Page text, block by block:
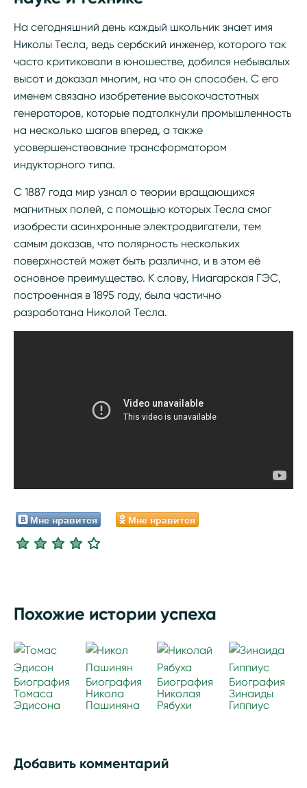
На сегодняшний день каждый школьник знает имя
Николы Тесла, ведь сербский инженер, которого так
часто критиковали в юношестве, добился небывалых
высот и доказал многим, на что он способен. С его
именем связано изобретение высокочастотных
генераторов, которые подтолкнули промышленность
на несколько шагов вперед, а также
усовершенствование трансформатором
индукторного типа.
С 1887 года мир узнал о теории вращающихся
магнитных полей, с помощью которых Тесла смог
изобрести асинхронные электродвигатели, тем
самым доказав, что полярность нескольких
поверхностей может быть различна, и в этом её
основное преимущество. К слову, Ниагарская ГЭС,
построенная в 1895 году, была частично
разработана Николой Тесла.
Мне нравится Мне нравится
Похожие истории успеха
Биография
Томаса
Эдисона
Биография
Никола
Пашиняна
Биография
Николая
Рябухи
Биография
Зинаиды
Гиппиус
Добавить комментарий